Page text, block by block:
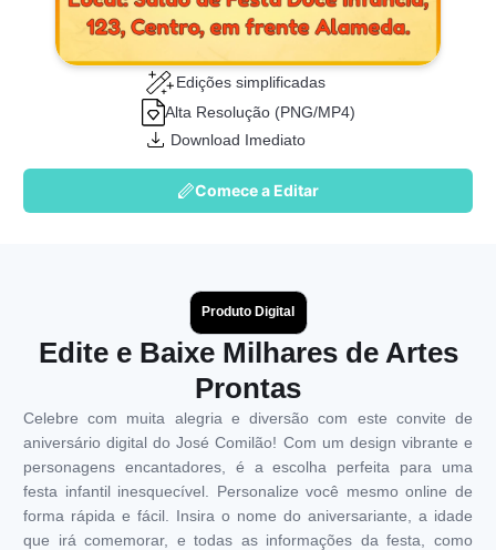
Edições simplificadas
Alta Resolução (PNG/MP4)
Download Imediato
Comece a Editar
Produto Digital
Edite e Baixe Milhares de Artes
Prontas
Celebre com muita alegria e diversão com este convite de
aniversário digital do José Comilão! Com um design vibrante e
personagens encantadores, é a escolha perfeita para uma
festa infantil inesquecível. Personalize você mesmo online de
forma rápida e fácil. Insira o nome do aniversariante, a idade
que irá comemorar, e todas as informações da festa, como